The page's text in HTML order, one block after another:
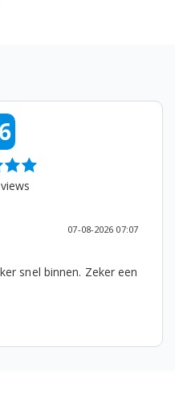
07-08-2026 07:07
snel binnen. Zeker een